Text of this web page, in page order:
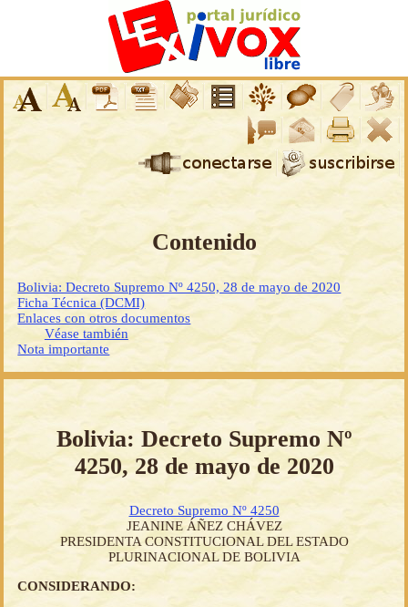
Contenido
Bolivia: Decreto Supremo Nº 4250, 28 de mayo de 2020
Ficha Técnica (DCMI)
Enlaces con otros documentos
Véase también
Nota importante
Bolivia: Decreto Supremo Nº
4250, 28 de mayo de 2020
Decreto Supremo Nº 4250
JEANINE ÁÑEZ CHÁVEZ
PRESIDENTA CONSTITUCIONAL DEL ESTADO
PLURINACIONAL DE BOLIVIA
CONSIDERANDO: